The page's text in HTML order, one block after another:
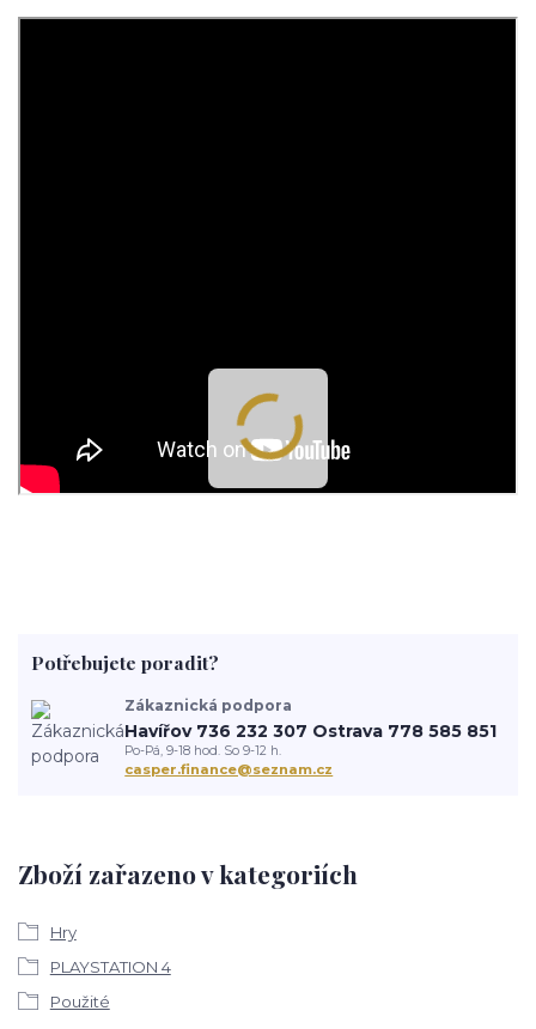
Zboží zařazeno v kategoriích
Hry
PLAYSTATION 4
Použité
Potřebujete poradit?
Zákaznická podpora
Havířov 736 232 307 Ostrava 778 585 851
Po-Pá, 9-18 hod. So 9-12 h.
casper.finance@seznam.cz